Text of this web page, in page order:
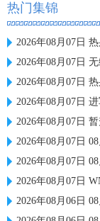
热门集锦
2026年08月07日 热身
2026年08月07日 无缘决
2026年08月07日 热
2026年08月07日 进军
2026年08月07日 暂升
2026年08月07日 08月
2026年08月07日 08月
2026年08月07日
2026年08月06日 08月06